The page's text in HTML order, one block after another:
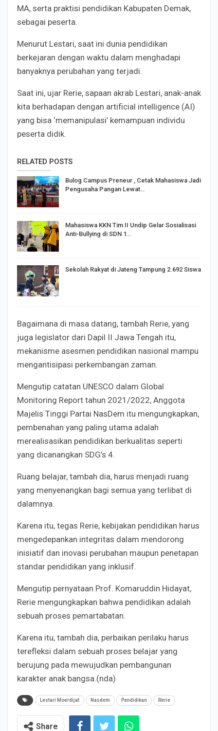
MA, serta praktisi pendidikan Kabupaten Demak,
sebagai peserta.
Menurut Lestari, saat ini dunia pendidikan
berkejaran dengan waktu dalam menghadapi
banyaknya perubahan yang terjadi.
Saat ini, ujar Rerie, sapaan akrab Lestari, anak-anak
kita berhadapan dengan artificial intelligence (AI)
yang bisa ‘memanipulasi’ kemampuan individu
peserta didik.
RELATED POSTS
Bulog Campus Preneur , Cetak Mahasiswa Jadi
Pengusaha Pangan Lewat…
Mahasiswa KKN Tim II Undip Gelar Sosialisasi
Anti-Bullying di SDN 1…
Sekolah Rakyat di Jateng Tampung 2.692 Siswa
Bagaimana di masa datang, tambah Rerie, yang
juga legislator dari Dapil II Jawa Tengah itu,
mekanisme asesmen pendidikan nasional mampu
mengantisipasi perkembangan zaman.
Mengutip catatan UNESCO dalam Global
Monitoring Report tahun 2021/2022, Anggota
Majelis Tinggi Partai NasDem itu mengungkapkan,
pembenahan yang paling utama adalah
merealisasikan pendidikan berkualitas seperti
yang dicanangkan SDG’s 4.
Ruang belajar, tambah dia, harus menjadi ruang
yang menyenangkan bagi semua yang terlibat di
dalamnya.
Karena itu, tegas Rerie, kebijakan pendidikan harus
mengedepankan integritas dalam mendorong
inisiatif dan inovasi perubahan maupun penetapan
standar pendidikan yang inklusif.
Mengutip pernyataan Prof. Komaruddin Hidayat,
Rerie mengungkapkan bahwa pendidikan adalah
sebuah proses pemartabatan.
Karena itu, tambah dia, perbaikan perilaku harus
terefleksi dalam sebuah proses belajar yang
berujung pada mewujudkan pembangunan
karakter anak bangsa.(nda)
Lestari Moerdijat Nasdem Pendidikan Rerie
Share